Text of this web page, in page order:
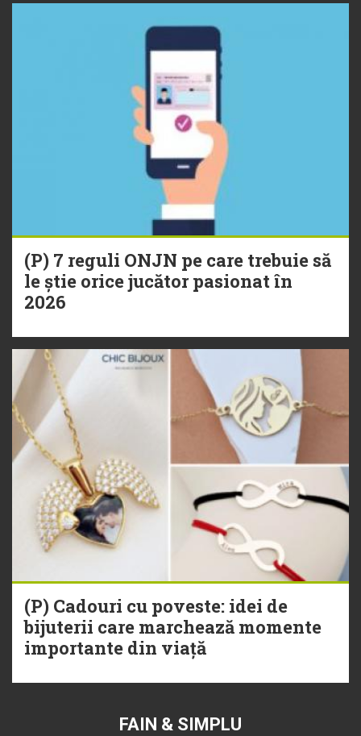
(P) 7 reguli ONJN pe care trebuie să
le știe orice jucător pasionat în
2026
(P) Cadouri cu poveste: idei de
bijuterii care marchează momente
importante din viață
FAIN & SIMPLU